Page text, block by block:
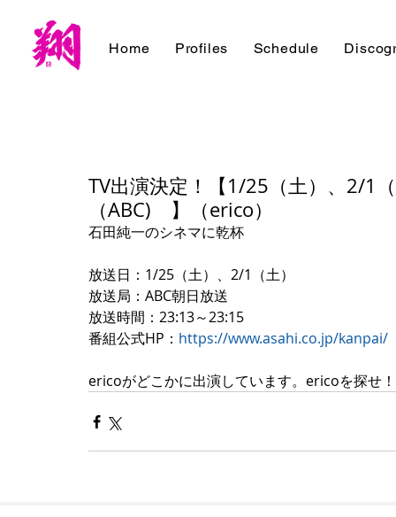
Home Profiles Schedule
TV出演決定！【1/25（土）、2/1
（ABC) 】（erico）
石田純一のシネマに乾杯
放送日：1/25（土）、2/1（土）
放送局：ABC朝日放送
放送時間：23:13～23:15
番組公式HP： https://www.asahi.co.jp/kanpai/
ericoがどこかに出演しています。ericoを探せ